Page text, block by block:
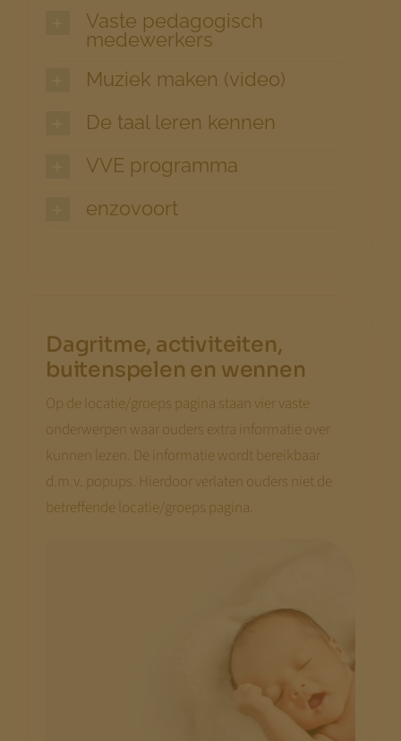
Vaste pedagogisch
medewerkers
Muziek maken (video)
De taal leren kennen
VVE programma
enzovoort
Dagritme, activiteiten,
buitenspelen en wennen
Op de locatie/groeps pagina staan vier vaste
onderwerpen waar ouders extra informatie over
kunnen lezen. De informatie wordt bereikbaar
d.m.v. popups. Hierdoor verlaten ouders niet de
betreffende locatie/groeps pagina.